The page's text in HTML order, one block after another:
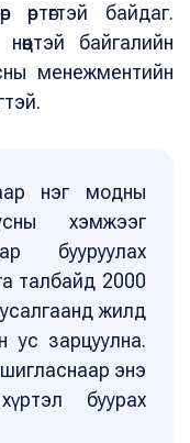
байдаг.
байгалийн
менежментийн
нэг модны
хэмжээг
бууруулах
талбайд 2000
жилд
ус зарцуулна.
энэ
буурах